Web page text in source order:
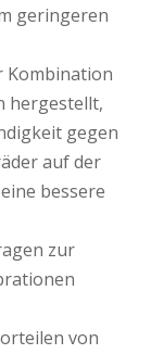
geringeren
Kombination
hergestellt,
gegen
auf der
bessere
zur
von